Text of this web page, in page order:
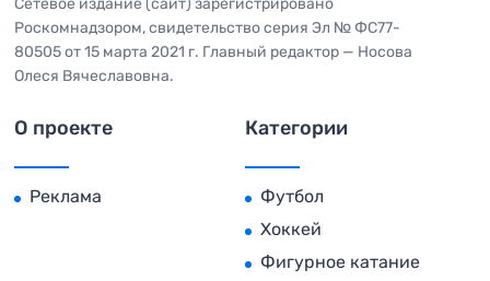
Сетевое издание (сайт) зарегистрировано
Роскомнадзором, свидетельство серия Эл № ФС77-
80505 от 15 марта 2021 г. Главный редактор — Носова
Олеся Вячеславовна.
О проекте
Реклама
Категории
Футбол
Хоккей
Фигурное катание